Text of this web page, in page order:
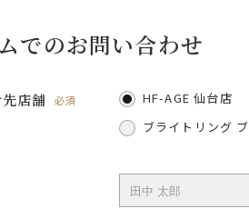
でのお問い合わせ
店舗 必須 HF-AGE 仙台店
ブライトリング